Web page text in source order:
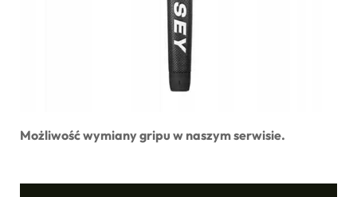
Możliwość wymiany gripu w naszym serwisie.